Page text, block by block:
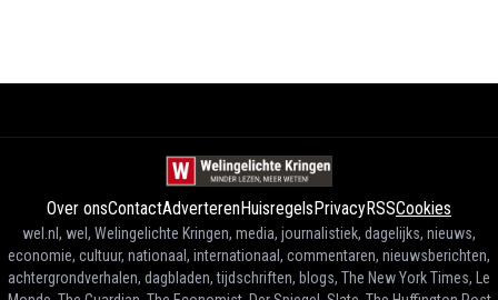
Over onsContactAdverterenHuisregelsPrivacyRSSCookies
wel.nl, wel, Welingelichte Kringen, media, journalistiek, dagelijks, nieuws,
economie, cultuur, nationaal, internationaal, commentaren, nieuwsberichten,
achtergrondverhalen, dagbladen, tijdschriften, blogs, The New York Times, Le